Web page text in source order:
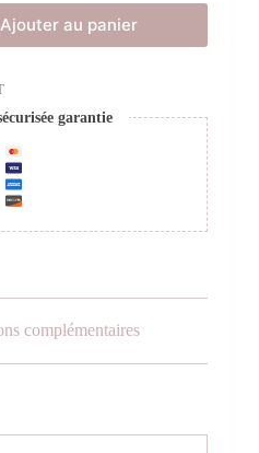
Ajouter au panier
garantie
complémentaires